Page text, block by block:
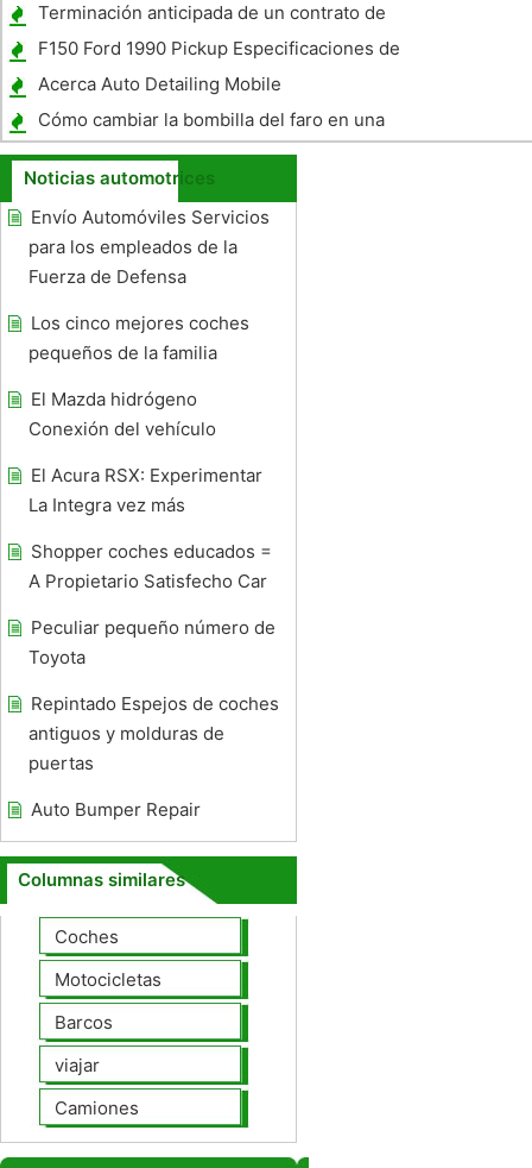
Terminación anticipada de un contrato de
arrendamiento Auto
F150 Ford 1990 Pickup Especificaciones de
transmisión
Acerca Auto Detailing Mobile
Cómo cambiar la bombilla del faro en una
Blazer 1997
Noticias automotrices
Envío Automóviles Servicios
para los empleados de la
Fuerza de Defensa
Los cinco mejores coches
pequeños de la familia
El Mazda hidrógeno
Conexión del vehículo
El Acura RSX: Experimentar
La Integra vez más
Shopper coches educados =
A Propietario Satisfecho Car
Peculiar pequeño número de
Toyota
Repintado Espejos de coches
antiguos y molduras de
puertas
Auto Bumper Repair
Columnas similares
Coches
Motocicletas
Barcos
viajar
Camiones